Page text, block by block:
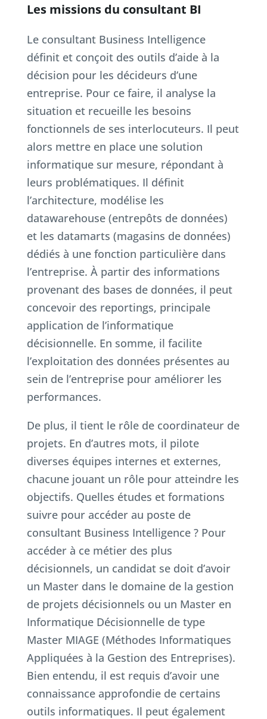
Les missions du consultant BI
Le consultant Business Intelligence
définit et conçoit des outils d’aide à la
décision pour les décideurs d’une
entreprise. Pour ce faire, il analyse la
situation et recueille les besoins
fonctionnels de ses interlocuteurs. Il peut
alors mettre en place une solution
informatique sur mesure, répondant à
leurs problématiques. Il définit
l’architecture, modélise les
datawarehouse (entrepôts de données)
et les datamarts (magasins de données)
dédiés à une fonction particulière dans
l’entreprise. À partir des informations
provenant des bases de données, il peut
concevoir des reportings, principale
application de l’informatique
décisionnelle. En somme, il facilite
l’exploitation des données présentes au
sein de l’entreprise pour améliorer les
performances.
De plus, il tient le rôle de coordinateur de
projets. En d’autres mots, il pilote
diverses équipes internes et externes,
chacune jouant un rôle pour atteindre les
objectifs. Quelles études et formations
suivre pour accéder au poste de
consultant Business Intelligence ? Pour
accéder à ce métier des plus
décisionnels, un candidat se doit d’avoir
un Master dans le domaine de la gestion
de projets décisionnels ou un Master en
Informatique Décisionnelle de type
Master MIAGE (Méthodes Informatiques
Appliquées à la Gestion des Entreprises).
Bien entendu, il est requis d’avoir une
connaissance approfondie de certains
outils informatiques. Il peut également